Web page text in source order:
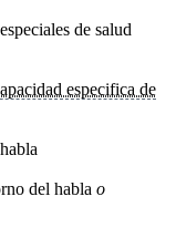
de salud
especifica de
del habla o